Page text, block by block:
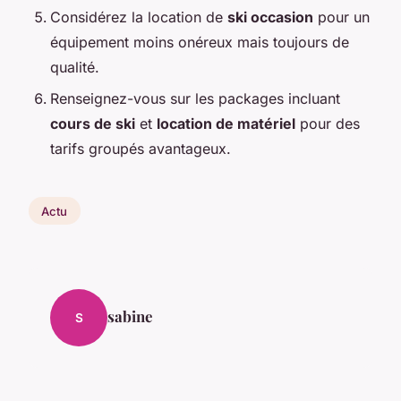
Considérez la location de ski occasion pour un
équipement moins onéreux mais toujours de
qualité.
Renseignez-vous sur les packages incluant
cours de ski et location de matériel pour des
tarifs groupés avantageux.
Actu
S sabine